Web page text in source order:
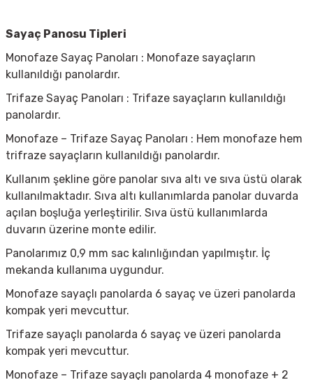
Sayaç Panosu Tipleri
Monofaze Sayaç Panoları : Monofaze sayaçların
kullanıldığı panolardır.
Trifaze Sayaç Panoları : Trifaze sayaçların kullanıldığı
panolardır.
Monofaze – Trifaze Sayaç Panoları : Hem monofaze hem
trifraze sayaçların kullanıldığı panolardır.
Kullanım şekline göre panolar sıva altı ve sıva üstü olarak
kullanılmaktadır. Sıva altı kullanımlarda panolar duvarda
açılan boşluğa yerleştirilir. Sıva üstü kullanımlarda
duvarın üzerine monte edilir.
Panolarımız 0,9 mm sac kalınlığından yapılmıştır. İç
mekanda kullanıma uygundur.
Monofaze sayaçlı panolarda 6 sayaç ve üzeri panolarda
kompak yeri mevcuttur.
Trifaze sayaçlı panolarda 6 sayaç ve üzeri panolarda
kompak yeri mevcuttur.
Monofaze – Trifaze sayaçlı panolarda 4 monofaze + 2